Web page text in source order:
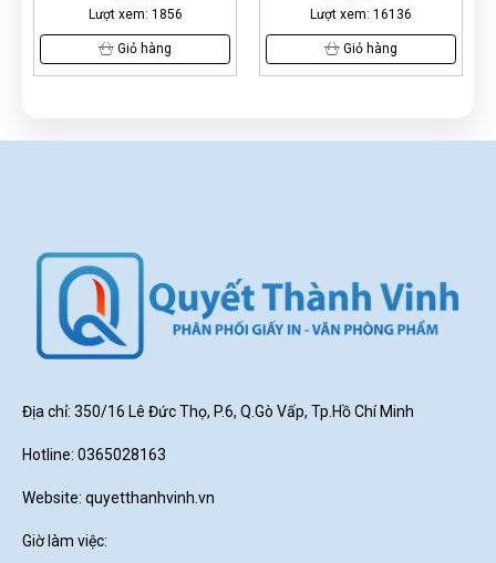
Lượt xem: 16136
Giỏ hàng
Lượt xem: 13238
Xem Ngay
Địa chỉ: 350/16 Lê Đức Thọ, P.6, Q.Gò Vấp, Tp.Hồ Chí Minh
Hotline: 0365028163
Website: quyetthanhvinh.vn
Giờ làm việc: